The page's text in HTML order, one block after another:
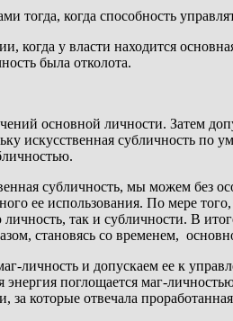
когда способность
когда у власти находится
была отколота.
основной личности. Затем
искусственная субличность
субличность, мы можем
ее использования. По мере
так и субличности. В
становясь со временем,
личность и допускаем ее к
поглощается маг-
которые отвечала